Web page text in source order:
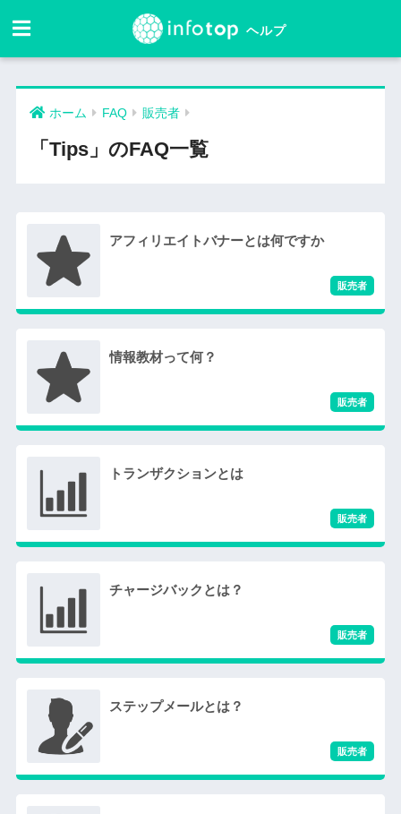
ホーム FAQ 販売者
「Tips」のFAQ一覧
アフィリエイトバナーとは何ですか
情報教材って何？
トランザクションとは
チャージバックとは？
ステップメールとは？